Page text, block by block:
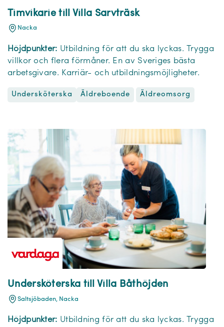
Timvikarie till Villa Sarvträsk
Nacka
Höjdpunkter: Utbildning för att du ska lyckas. Trygga
villkor och flera förmåner. En av Sveriges bästa
arbetsgivare. Karriär- och utbildningsmöjligheter.
Undersköterska Äldreboende Äldreomsorg
Undersköterska till Villa Båthöjden
Saltsjöbaden, Nacka
Höjdpunkter: Utbildning för att du ska lyckas. Trygga